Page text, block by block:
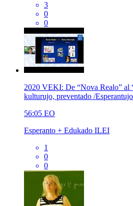
3
0
0
2020 VEKI: De “Nova Realo” al
kulturujo, preventado /
56:05 EO
Esperanto + Edukado ILEI
1
0
0